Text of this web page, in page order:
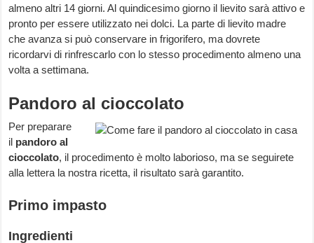
almeno altri 14 giorni. Al quindicesimo giorno il lievito sarà attivo e
pronto per essere utilizzato nei dolci. La parte di lievito madre
che avanza si può conservare in frigorifero, ma dovrete
ricordarvi di rinfrescarlo con lo stesso procedimento almeno una
volta a settimana.
Pandoro al cioccolato
Per preparare
il pandoro al
cioccolato, il procedimento è molto laborioso, ma se seguirete
alla lettera la nostra ricetta, il risultato sarà garantito.
Primo impasto
Ingredienti